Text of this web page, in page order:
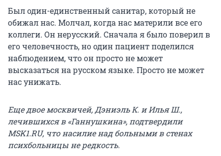
Был один-единственный санитар, который не
обижал нас. Молчал, когда нас материли все его
коллеги. Он нерусский. Сначала я было поверил в
его человечность, но один пациент поделился
наблюдением, что он просто не может
высказаться на русском языке. Просто не может
нас унижать.
Еще двое москвичей, Дэниэль К. и Илья Ш.,
лечившихся в «Ганнушкина», подтвердили
MSK1.RU, что насилиенад больнымив стенах
психбольницы не редкость.